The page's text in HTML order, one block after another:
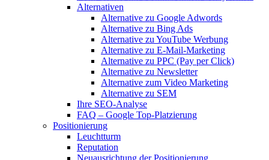
Alternativen
Alternative zu Google Adwords
Alternative zu Bing Ads
Alternative zu YouTube Werbung
Alternative zu E-Mail-Marketing
Alternative zu PPC (Pay per Click)
Alternative zu Newsletter
Alternative zum Video Marketing
Alternative zu SEM
Ihre SEO-Analyse
FAQ – Google Top-Platzierung
Positionierung
Leuchtturm
Reputation
Neuausrichtung der Positionierung